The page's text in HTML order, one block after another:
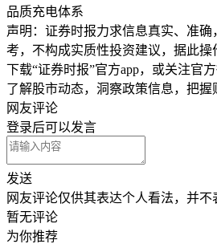
品质充电体系
声明：证券时报力求信息真实、准
考，不构成实质性投资建议，据此操
下载“证券时报”官方app，或关注官
了解股市动态，洞察政策信息，把握
网友评论
登录后可以发言
发送
网友评论仅供其表达个人看法，并不
暂无评论
为你推荐